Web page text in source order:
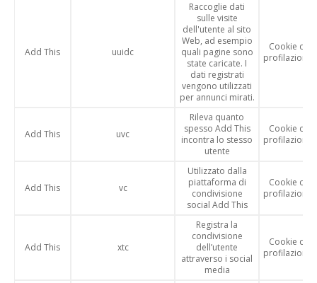
Add This uuidc
Raccoglie dati
sulle visite
dell'utente al sito
Web, ad esempio
quali pagine sono
state caricate. I
dati registrati
vengono utilizzati
per annunci mirati.
Cookie di
profilazione
Add This uvc
Rileva quanto
spesso Add This
incontra lo stesso
utente
Cookie di
profilazione
Add This vc
Utilizzato dalla
piattaforma di
condivisione
social Add This
Cookie di
profilazione
Add This xtc
Registra la
condivisione
dell’utente
attraverso i social
media
Cookie di
profilazione